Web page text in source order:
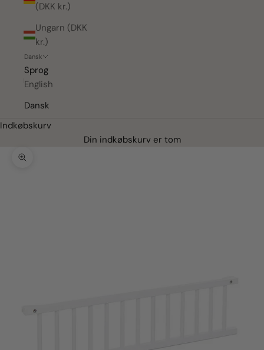
(DKK kr.)
Ungarn (DKK
kr.)
Dansk
Sprog
English
Dansk
Indkøbskurv
Din indkøbskurv er tom
Zoom